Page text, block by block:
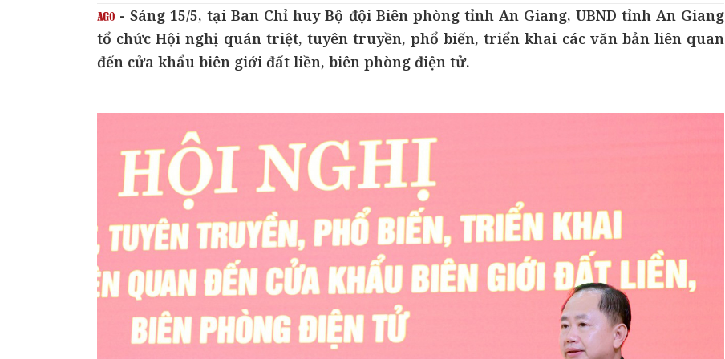
- Sáng 15/5, tại Ban Chỉ huy Bộ đội Biên phòng tỉnh An Giang, UBND tỉnh An Giang
tổ chức Hội nghị quán triệt, tuyên truyền, phổ biến, triển khai các văn bản liên quan
đến cửa khẩu biên giới đất liền, biên phòng điện tử.